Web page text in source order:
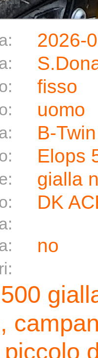
2026-
fisso
uomo
B-
Elops
gialla
DK
no